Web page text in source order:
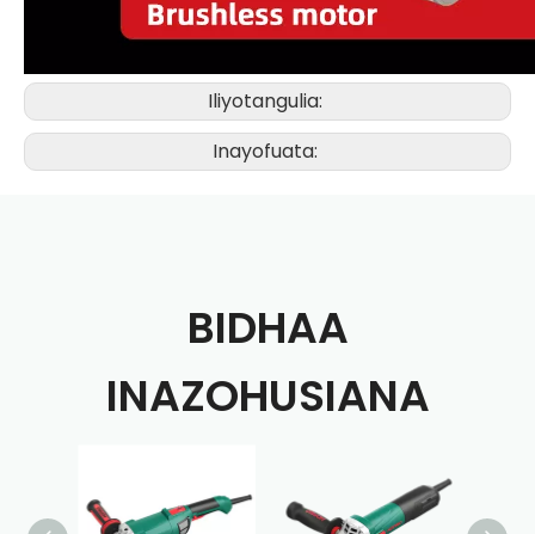
Iliyotangulia:
Inayofuata:
BIDHAA
INAZOHUSIANA